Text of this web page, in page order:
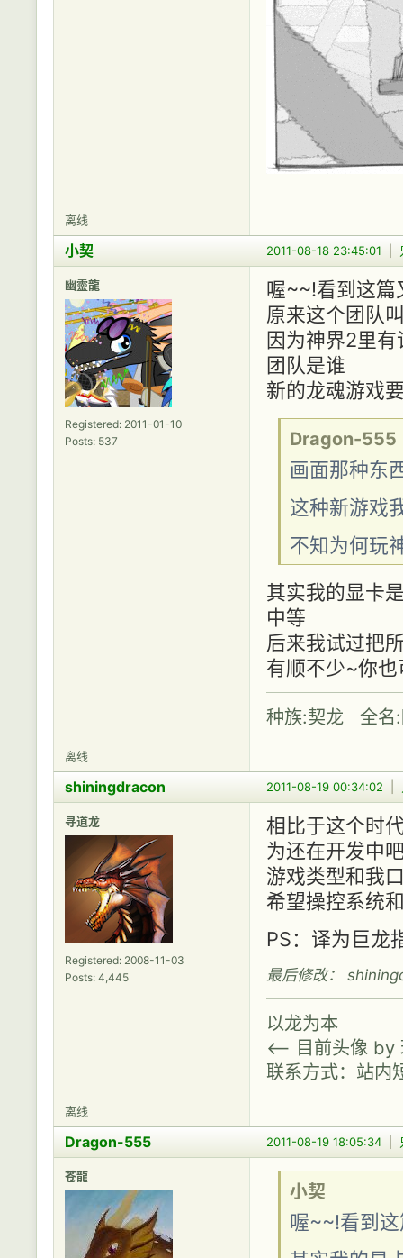
离线
2011-08-18 23:45:01
小契
幽靈龍
Registered: 2011-01-10
Posts: 537
喔~~!看到这篇
原来这个团队
因为神界2里
团队是谁
新的龙魂游戏
Dragon-555
画面那种东
这种新游戏
不知为何玩
其实我的显卡
中等
后来我试过把
有顺不少~你
种族:契龙 全名
离线
2011-08-19 00:34:02
shiningdracon
寻道龙
Registered: 2008-11-03
Posts: 4,445
相比于这个时
为还在开发中
游戏类型和我
希望操控系统
PS：译为巨龙
最后修改：
以龙为本
<-- 目前头像 by
联系方式：站内
离线
2011-08-19 18:05:34
Dragon-555
苍龍
小契
喔~~!看到